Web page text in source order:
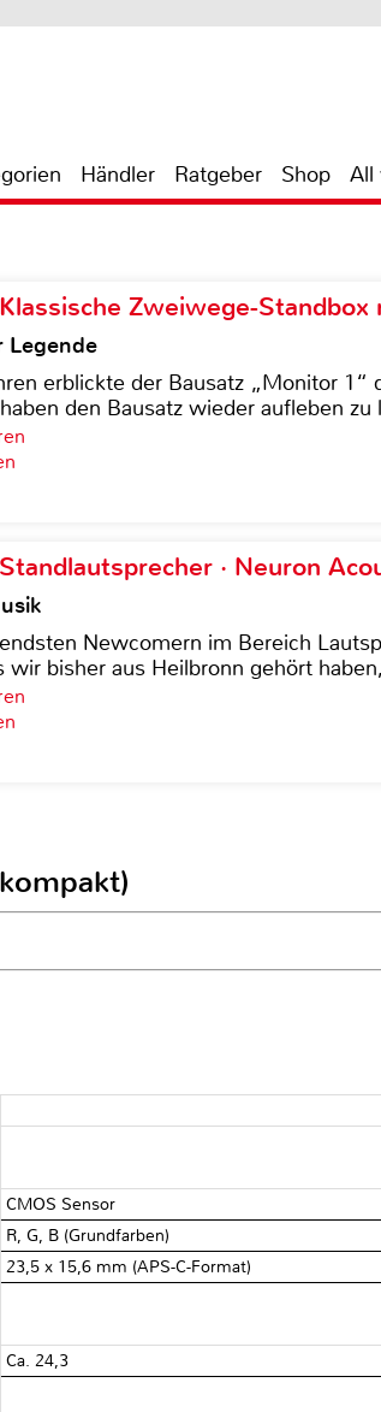
Händler Ratgeber Shop All
Zweiwege-
Legende
erblickte der Bausatz „Monitor 1“
den Bausatz wieder aufleben zu
· Neuron
Newcomern im Bereich
wir bisher aus Heilbronn gehört
CMOS Sensor
R, G, B (Grundfarben)
23,5 x 15,6 mm (APS-C-Format)
Ca. 24,3